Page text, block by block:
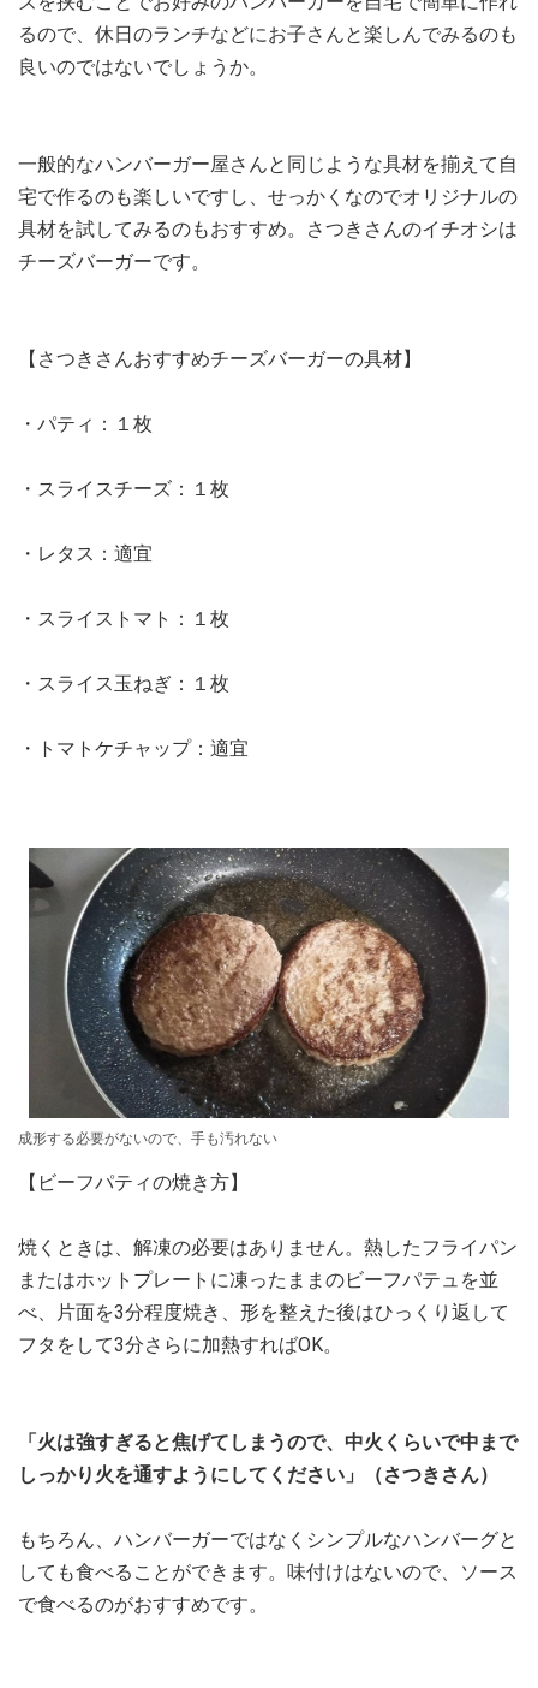
るので、休日のランチなどにお子さんと楽しんでみるのも
良いのではないでしょうか。
一般的なハンバーガー屋さんと同じような具材を揃えて自
宅で作るのも楽しいですし、せっかくなのでオリジナルの
具材を試してみるのもおすすめ。さつきさんのイチオシは
チーズバーガーです。
【さつきさんおすすめチーズバーガーの具材】
・パティ：１枚
・スライスチーズ：１枚
・レタス：適宜
・スライストマト：１枚
・スライス玉ねぎ：１枚
・トマトケチャップ：適宜
成形する必要がないので、手も汚れない
【ビーフパティの焼き方】
焼くときは、解凍の必要はありません。熱したフライパン
またはホットプレートに凍ったままのビーフパテュを並
べ、片面を3分程度焼き、形を整えた後はひっくり返して
フタをして3分さらに加熱すればOK。
「火は強すぎると焦げてしまうので、中火くらいで中まで
しっかり火を通すようにしてください」（さつきさん）
もちろん、ハンバーガーではなくシンプルなハンバーグと
しても食べることができます。味付けはないので、ソース
で食べるのがおすすめです。